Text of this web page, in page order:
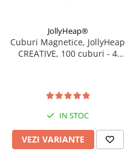
JollyHeap®
Cuburi Magnetice, JollyHeap
CREATIVE, 100 cuburi - 4
IN STOC
VEZI VARIANTE